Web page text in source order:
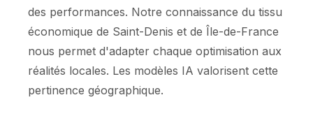
des performances. Notre connaissance du tissu
économique de Saint-Denis et de Île-de-France
nous permet d'adapter chaque optimisation aux
réalités locales. Les modèles IA valorisent cette
pertinence géographique.